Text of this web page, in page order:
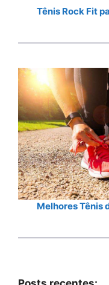
Tênis Rock Fit
Melhores Tênis